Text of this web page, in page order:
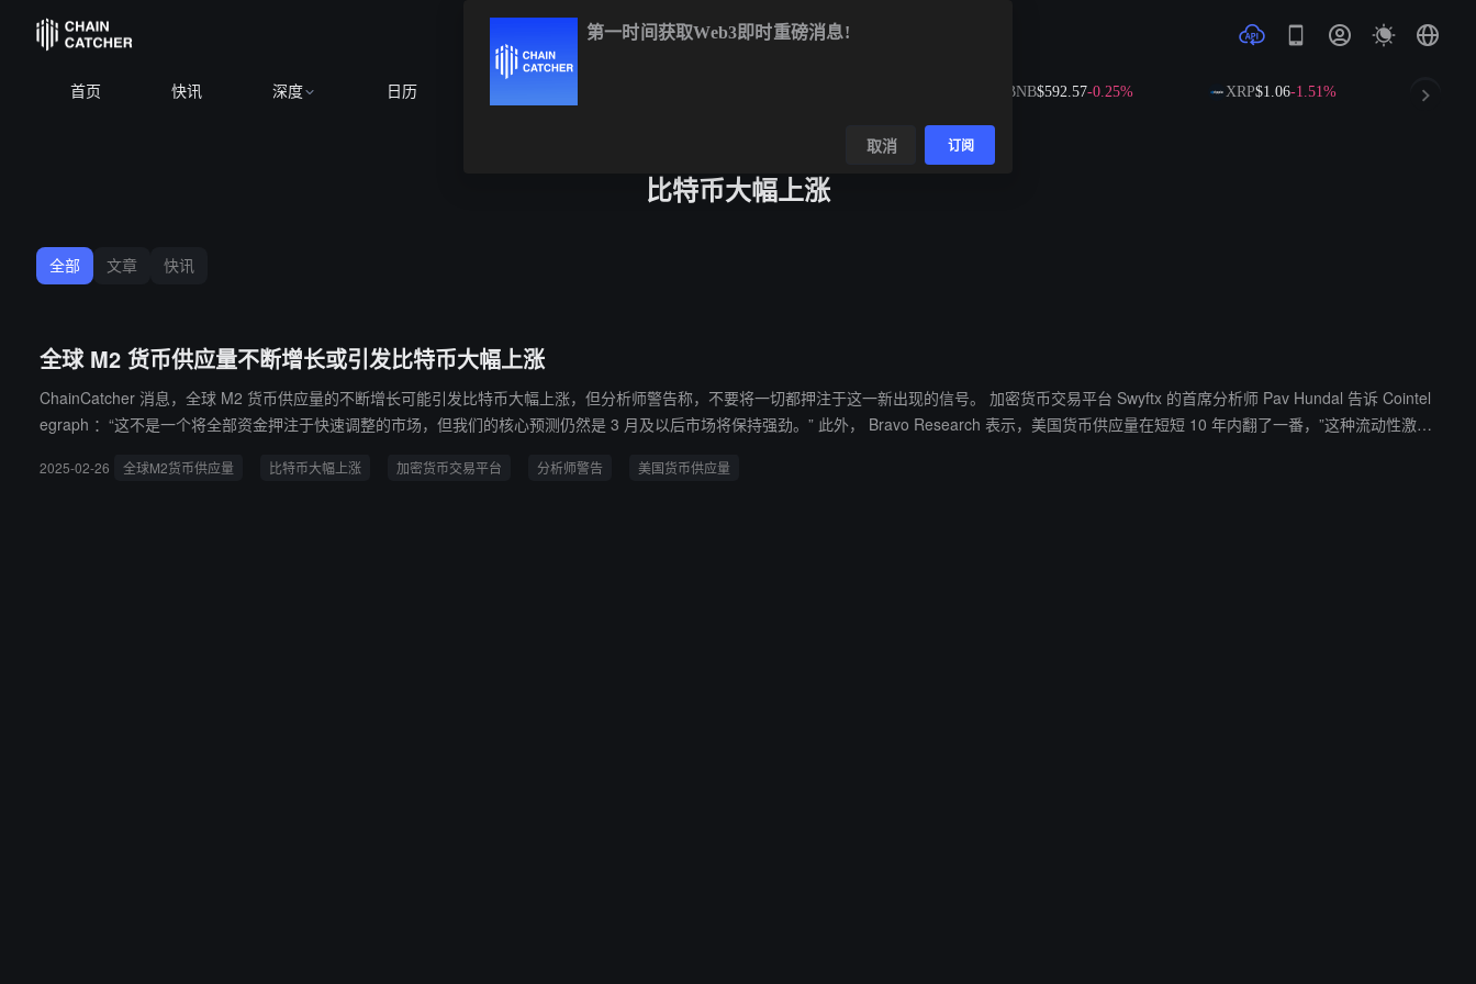
首页 快讯 深度 日历 BNB$592.57 -0.25% XRP$1.06 -1.51% SOL
比特币大幅上涨
全部 文章 快讯
全球 M2 货币供应量不断增长或引发比特币大幅上涨
ChainCatcher 消息，全球 M2 货币供应量的不断增长可能引发比特币大幅上涨，但分析师警告称，不要将一切都押注于这一新出现的信号。 加密货币交易平台 Swyftx 的首席分析师 Pav Hundal 告诉 Cointel
egraph ：“这不是一个将全部资金押注于快速调整的市场，但我们的核心预测仍然是 3 月及以后市场将保持强劲。” 此外， Bravo Research 表示，美国货币供应量在短短 10 年内翻了一番，”这种流动性激增
2025-02-26 全球M2货币供应量 比特币大幅上涨 加密货币交易平台 分析师警告 美国货币供应量
第一时间获取Web3即时重磅消息!
取消 订阅